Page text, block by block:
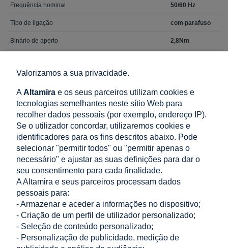
Frequência nominal 50/60 Hz
Tipo de ligação com parafuso
Binário de aperto 2,8Nm
Resistência elétrica (número de ciclos)
Resistência mecânica (número de ciclos) 20000
Temperatura de funcionamento -25 a 60 °C
Temperatura de armazenamento -25 a 80 °C
Altura do produto 83 mm
Profundidade do produto 70 mm
LOJA
Valorizamos a sua privacidade.
AAltamira e os seus parceiros utilizam cookies e
tecnologias semelhantes neste sítio Web para
recolher dados pessoais (por exemplo, endereço IP).
Se o utilizador concordar, utilizaremos cookies e
identificadores para os fins descritos abaixo. Pode
selecionar "permitir todos" ou "permitir apenas o
necessário" e ajustar as suas definições para dar o
seu consentimento para cada finalidade.
A Altamira e seus parceiros processam dados
pessoais para:
- Armazenar e aceder a informações no dispositivo;
- Criação de um perfil de utilizador personalizado;
- Seleção de conteúdo personalizado;
- Personalização de publicidade, medição de